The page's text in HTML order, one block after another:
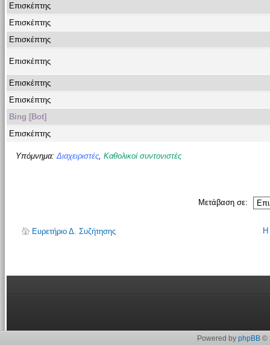
Επισκέπτης
Επισκέπτης
Επισκέπτης
Επισκέπτης
Επισκέπτης
Επισκέπτης
Bing [Bot]
Επισκέπτης
Υπόμνημα:Διαχειριστές, Καθολικοί συντονιστές
Μετάβαση σε:
Ευρετήριο Δ. Συζήτησης Η
Powered by phpBB©